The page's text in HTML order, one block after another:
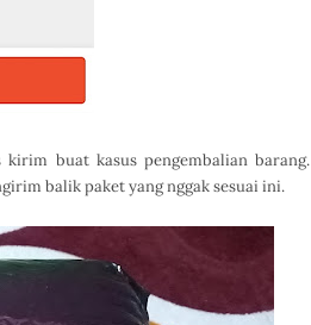
buat kasus pengembalian barang.
balik paket yang nggak sesuai ini.